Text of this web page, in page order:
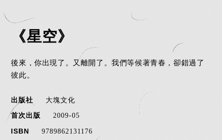
《星空》
後來，你出現了。又離開了。我們等候著青春，卻錯過了
彼此。
出版社
大塊文化
首次出版
2009-05
ISBN 9789862131176